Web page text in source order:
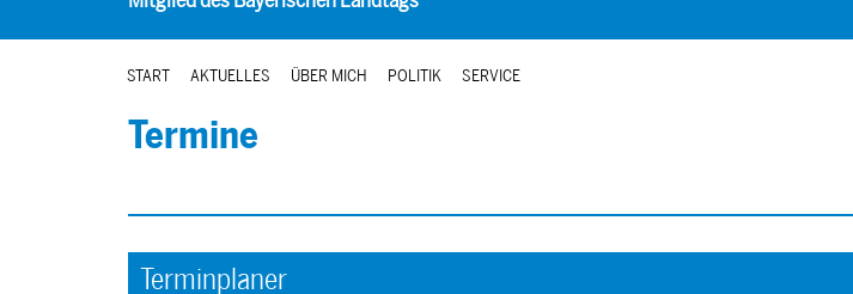
START AKTUELLES ÜBER MICH POLITIK SERVICE
Termine
Terminplaner